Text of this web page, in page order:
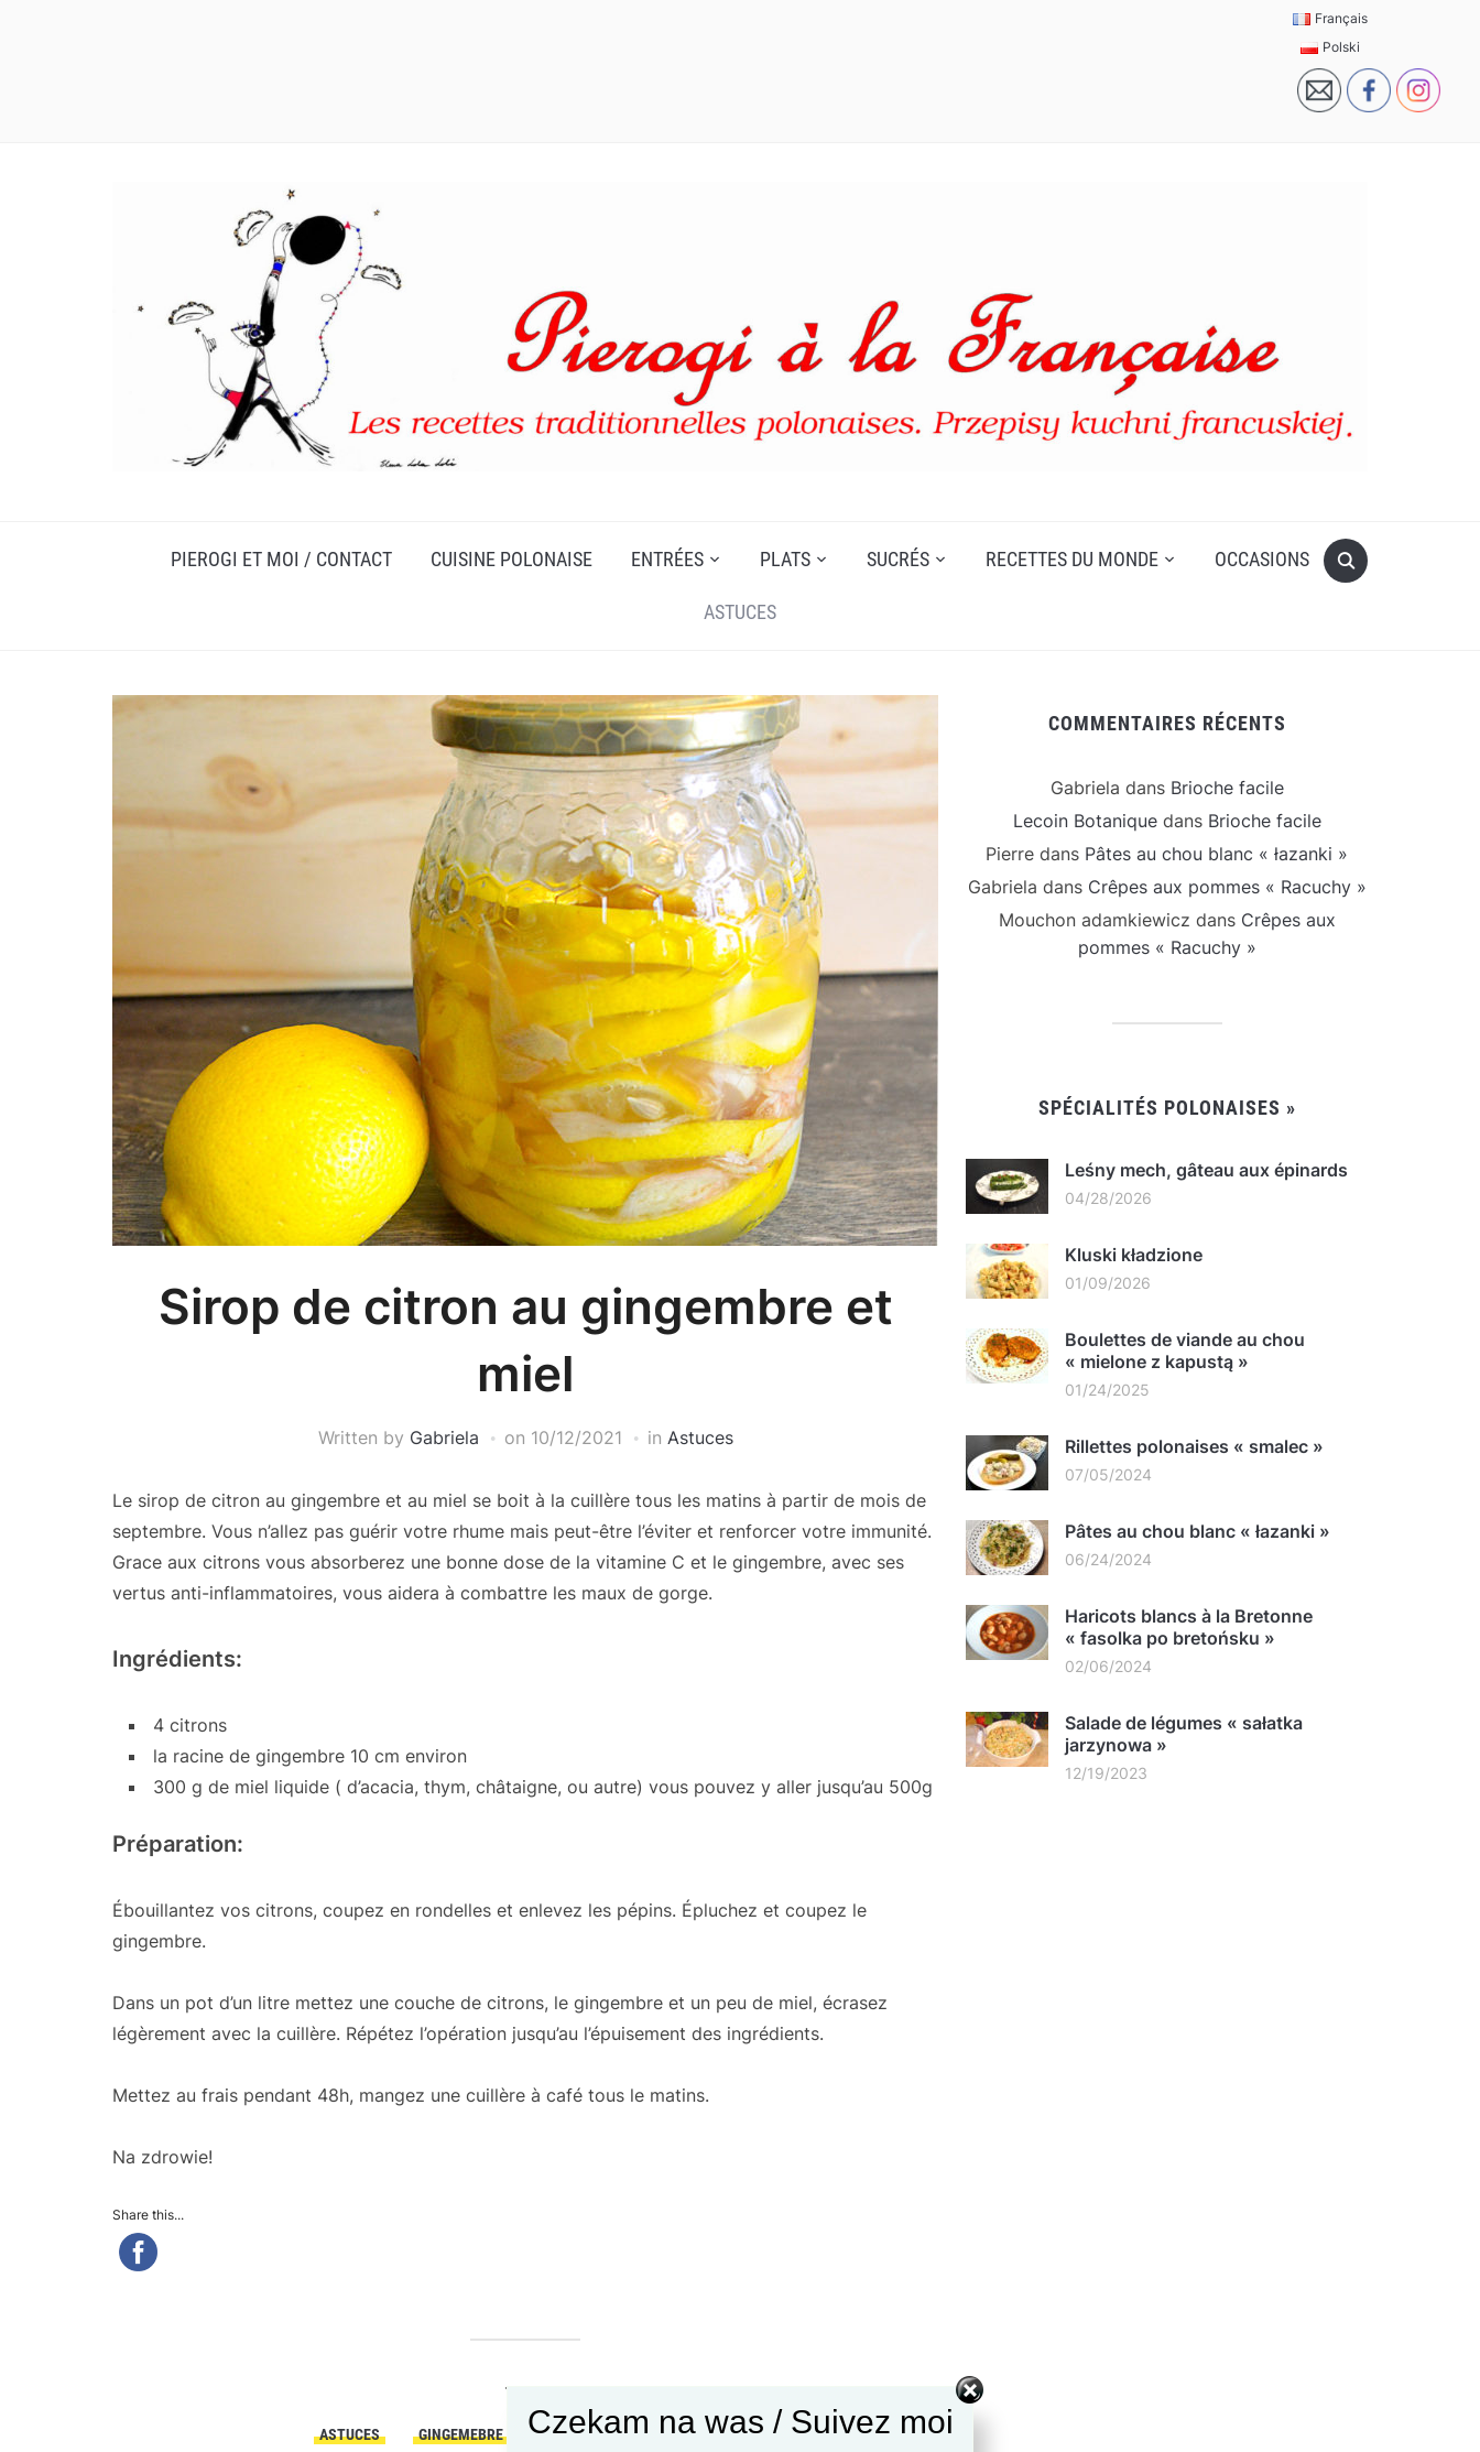
Français
Polski
PIEROGI ET MOI / CONTACT CUISINE POLONAISE ENTRÉES PLATS SUCRÉS RECETTES DU MONDE OCCASIONS
ASTUCES
Sirop de citron au gingembre et
miel
Written by Gabriela on 10/12/2021 in Astuces
Le sirop de citron au gingembre et au miel se boit à la cuillère tous les matins à partir de mois de
septembre. Vous n’allez pas guérir votre rhume mais peut-être l’éviter et renforcer votre immunité.
Grace aux citrons vous absorberez une bonne dose de la vitamine C et le gingembre, avec ses
vertus anti-inflammatoires, vous aidera à combattre les maux de gorge.
Ingrédients:
4 citrons
la racine de gingembre 10 cm environ
300 g de miel liquide ( d’acacia, thym, châtaigne, ou autre) vous pouvez y aller jusqu’au 500g
Préparation:
Ébouillantez vos citrons, coupez en rondelles et enlevez les pépins. Épluchez et coupez le
gingembre.
Dans un pot d’un litre mettez une couche de citrons, le gingembre et un peu de miel, écrasez
légèrement avec la cuillère. Répétez l’opération jusqu’au l’épuisement des ingrédients.
Mettez au frais pendant 48h, mangez une cuillère à café tous le matins.
Na zdrowie!
Share this...
TAGS
ASTUCES GINGEMEBRE SIROP SIROP DE CITRON
COMMENTAIRES RÉCENTS
Gabriela dans Brioche facile
Lecoin Botaniquedans Brioche facile
Pierre dans Pâtes au chou blanc « łazanki »
Gabriela dans Crêpes aux pommes « Racuchy »
Mouchon adamkiewicz dans Crêpes aux
pommes « Racuchy »
SPÉCIALITÉS POLONAISES »
Leśny mech, gâteau aux épinards
04/28/2026
Kluski kładzione
01/09/2026
Boulettes de viande au chou
« mielone z kapustą »
01/24/2025
Rillettes polonaises « smalec »
07/05/2024
Pâtes au chou blanc « łazanki »
06/24/2024
Haricots blancs à la Bretonne
« fasolka po bretońsku »
02/06/2024
Salade de légumes « sałatka
jarzynowa »
12/19/2023
Czekam na was / Suivez moi